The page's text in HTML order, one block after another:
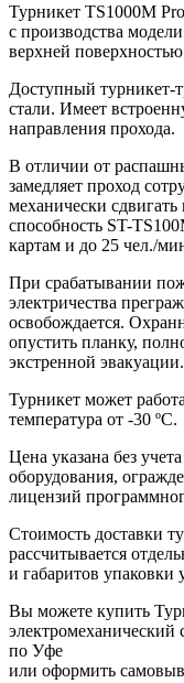
Турникет TS1000M
с производства модели
верхней
Доступный
стали. Имеет
направления прохода.
В отличии от
замедляет проход
механически
способность ST-
картам и до 25 чел./
При срабатывании
электричества
освобождается.
опустить планку,
экстренной эвакуации.
Турникет может
температура от -30 ºС.
Цена указана без
оборудования,
лицензий
Стоимость доставки
рассчитывается
и габаритов упаковки
Вы можете купить
электромеханический
по Уфе
или оформить